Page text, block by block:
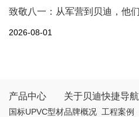
致敬八一：从军营到贝迪，他
2026-08-01
产品中心
国标UPVC型材
关于贝迪
品牌概况
快捷导航
工程案例